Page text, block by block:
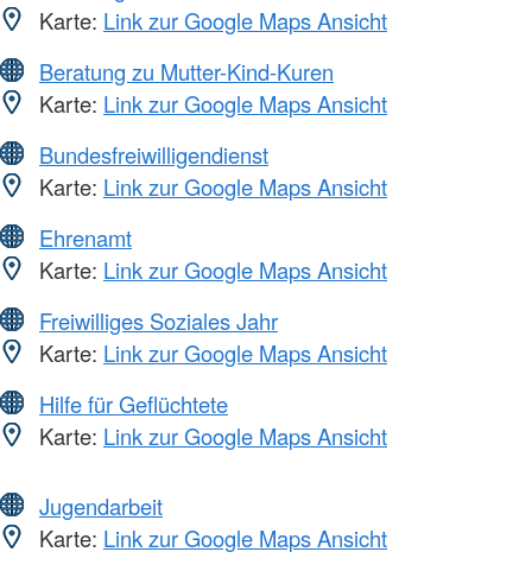
Karte: Link zur Google Maps Ansicht
Beratung zu Mutter-Kind-Kuren
Karte: Link zur Google Maps Ansicht
Bundesfreiwilligendienst
Karte: Link zur Google Maps Ansicht
Ehrenamt
Karte: Link zur Google Maps Ansicht
Freiwilliges Soziales Jahr
Karte: Link zur Google Maps Ansicht
Hilfe für Geflüchtete
Karte: Link zur Google Maps Ansicht
Jugendarbeit
Karte: Link zur Google Maps Ansicht